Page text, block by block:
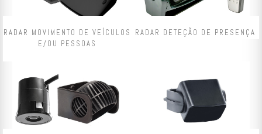
RADAR MOVIMENTO DE VEÍCULOS
E/OU PESSOAS
RADAR DETEÇÃO DE PRESENÇA